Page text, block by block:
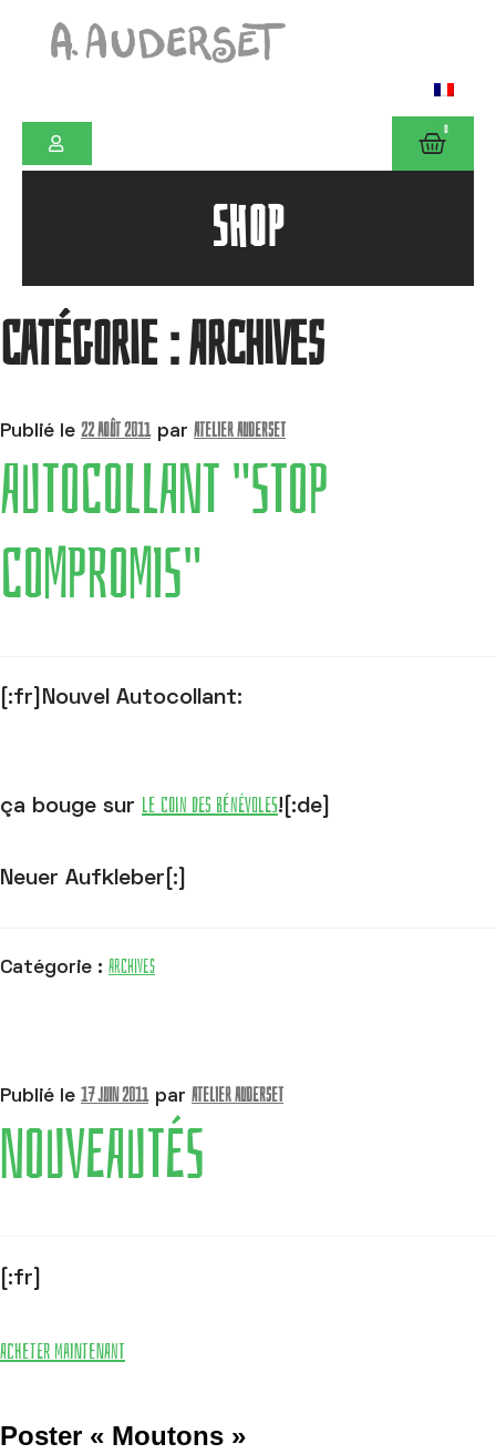
0
SHOP
Catégorie :Archives
Publié le 22 août 2011 par Atelier Auderset
AUTOCOLLANT "STOP
COMPROMIS"
[:fr]Nouvel Autocollant:
ça bouge sur le coin des bénévoles![:de]
Neuer Aufkleber[:]
Catégorie : Archives
Publié le 17 juin 2011 par Atelier Auderset
NOUVEAUTÉS
[:fr]
Acheter maintenant
Poster « Moutons »